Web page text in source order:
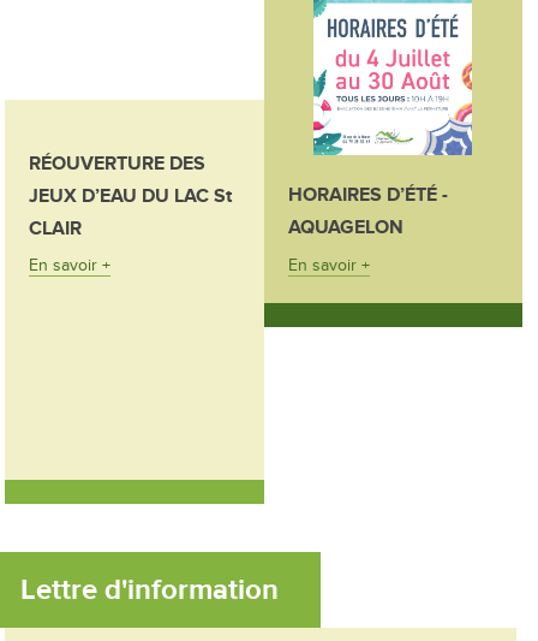
RÉOUVERTURE DES
JEUX D’EAU DU LAC St
CLAIR
En savoir +
HORAIRES D’ÉTÉ -
AQUAGELON
En savoir +
Lettre d'information